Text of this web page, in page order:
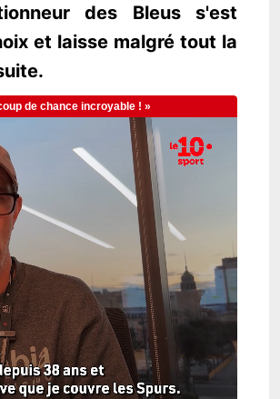
des Bleus s'est
et laisse malgré tout la